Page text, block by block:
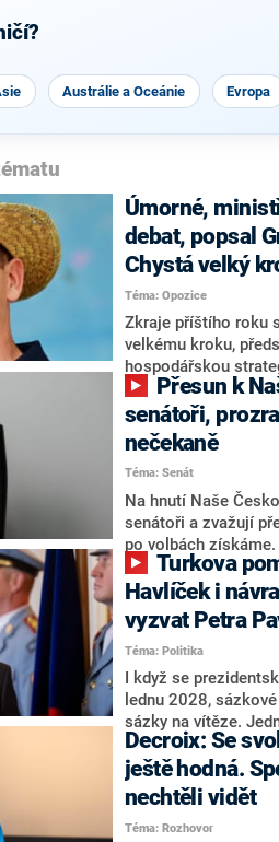
Austrálie a Oceánie Evropa
Úmorné,
debat, popsal
Chystá velký
Téma: Opozice
Zkraje příštího roku
velkému kroku,
hospodářskou
stárnutí populace,
nový předseda
senátních volbách
aktivitu opozice, o
komentátoři mluví
úmorná práce
námi navíc nechodí
svoje témata,“
NEWS.
senátoři,
nečekaně
Téma: Senát
Na hnutí Naše
senátoři a zvažují
po volbách
NEWS to řekl
Martin Kuba.
například senátora
součástí klubu ODS
redakce nevyloučil.
Zdeněk Nytra
některých senátorů
nepřítel, ale soupeř.
Havlíček i
vyzvat Petra
Téma: Politika
I když se
lednu 2028,
sázky na vítěze.
hlava státu Petr
zmiňují dva výrazné
Andreje Babiše a
Oblíbeným tipem
Motoristy Filip
Decroix: Se
ještě hodná.
nechtěli vidět
Téma: Rozhovor